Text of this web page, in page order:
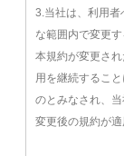
3.当社は、利用者
な範囲内で変更
本規約が変更さ
用を継続するこ
のとみなされ、
変更後の規約が適